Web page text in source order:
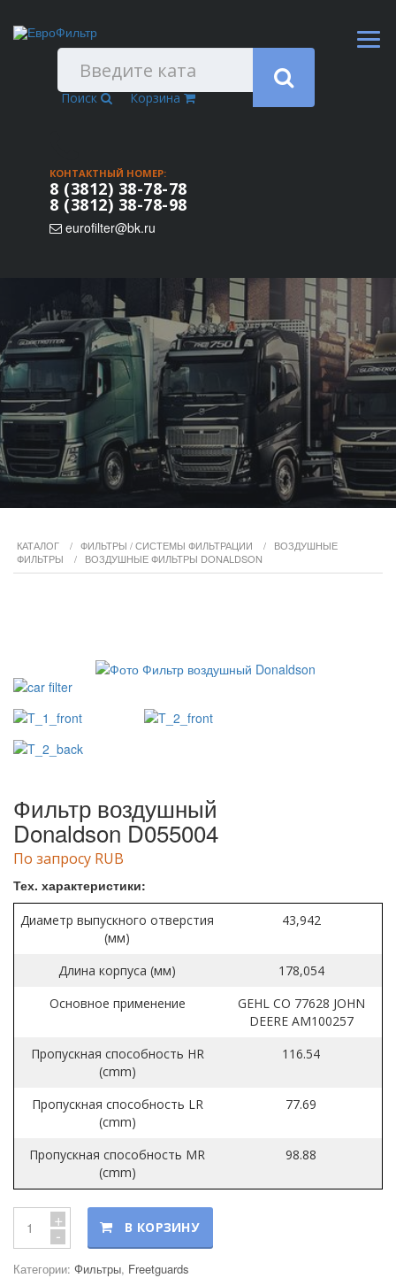
Поиск Корзина
КОНТАКТНЫЙ НОМЕР:
8 (3812) 38-78-78
8 (3812) 38-78-98
eurofilter@bk.ru
КАТАЛОГ / ФИЛЬТРЫ / СИСТЕМЫ ФИЛЬТРАЦИИ / ВОЗДУШНЫЕ
ФИЛЬТРЫ / ВОЗДУШНЫЕ ФИЛЬТРЫ DONALDSON
Фильтр воздушный
Donaldson D055004
По запросу RUB
Тех. характеристики:
Диаметр выпускного отверстия
(мм)
43,942
Длина корпуса (мм)
178,054
Основное применение
GEHL CO 77628 JOHN
DEERE AM100257
Пропускная способность HR
(cmm)
116.54
Пропускная способность LR
(cmm)
77.69
Пропускная способность MR
(cmm)
98.88
+
- В КОРЗИНУ
Категории: Фильтры, Freetguards